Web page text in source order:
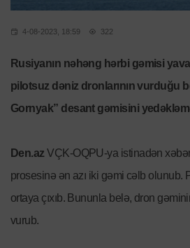
4-08-2023, 18:59 322
Rusiyanın nəhəng hərbi gəmisi
pilotsuz dəniz dronlarının vurduğu
Gornyak” desant gəmisini
Den.azVÇK-OQPU-ya istinadən
prosesinə ən azı iki gəmi cəlb olunub.
ortaya çıxıb. Bununla belə, dron
vurub.